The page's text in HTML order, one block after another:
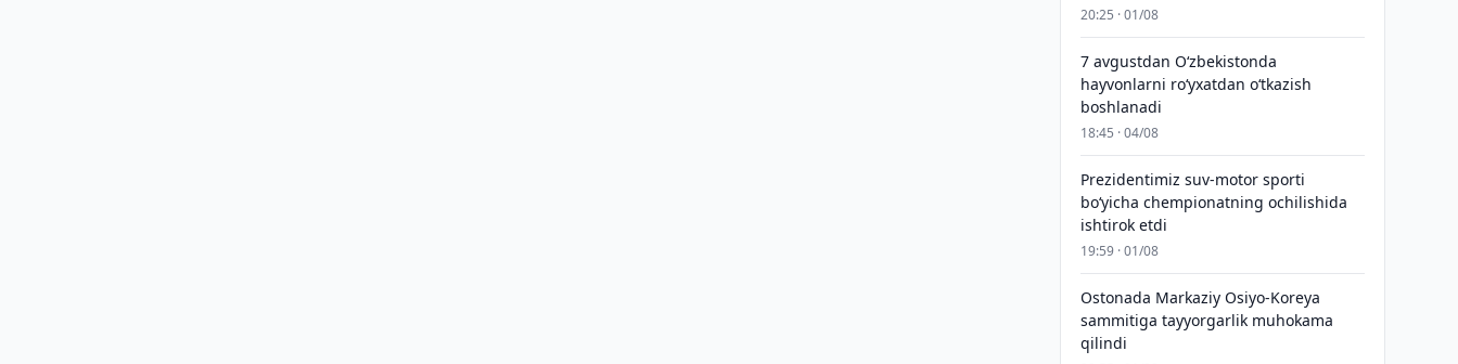
20:25 · 01/08
7 avgustdan O‘zbekistonda
hayvonlarni ro‘yxatdan o‘tkazish
boshlanadi
18:45 · 04/08
Prezidentimiz suv-motor sporti
bo‘yicha chempionatning ochilishida
ishtirok etdi
19:59 · 01/08
Ostonada Markaziy Osiyo-Koreya
sammitiga tayyorgarlik muhokama
qilindi